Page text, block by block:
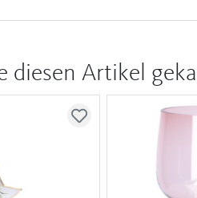
diesen Artikel